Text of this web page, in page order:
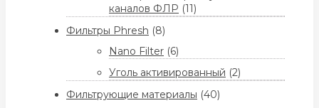
каналов ФЛР (11)
Фильтры Phresh (8)
Nano Filter (6)
Уголь активированный (2)
Фильтрующие материалы (40)